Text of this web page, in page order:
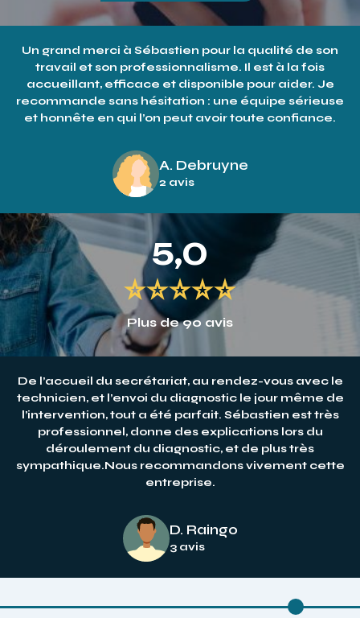
Un grand merci à Sébastien pour la qualité de son
travail et son professionnalisme. Il est à la fois
accueillant, efficace et disponible pour aider. Je
recommande sans hésitation : une équipe sérieuse
et honnête en qui l’on peut avoir toute confiance.
A. Debruyne
2 avis
5,0
Plus de 90 avis
De l’accueil du secrétariat, au rendez-vous avec le
technicien, et l’envoi du diagnostic le jour même de
l’intervention, tout a été parfait. Sébastien est très
professionnel, donne des explications lors du
déroulement du diagnostic, et de plus très
sympathique.Nous recommandons vivement cette
entreprise.
D. Raingo
3 avis